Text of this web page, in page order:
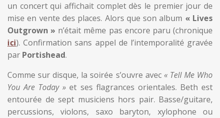
un concert qui affichait complet dès le premier jour de
mise en vente des places. Alors que son album « Lives
Outgrown » n’était même pas encore paru (chronique
ici). Confirmation sans appel de l’intemporalité gravée
par Portishead.
Comme sur disque, la soirée s’ouvre avec « Tell Me Who
You Are Today » et ses flagrances orientales. Beth est
entourée de sept musiciens hors pair. Basse/guitare,
percussions, violons, saxo baryton, xylophone ou